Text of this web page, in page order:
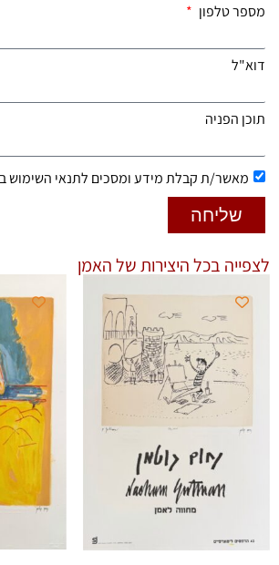
מספר טלפון
דוא"ל
תוכן הפניה
מאשר/ת קבלת מידע ומסכים לתנאי השימוש
שליחה
לצפייה בכל היצירות של האמן